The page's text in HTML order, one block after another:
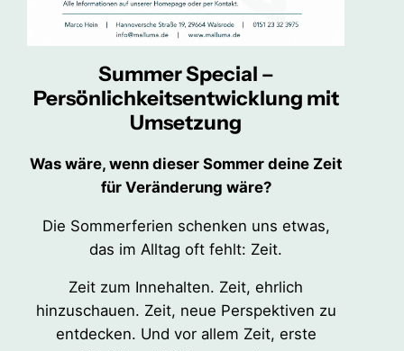
Summer Special –
Persönlichkeitsentwicklung mit
Umsetzung
Was wäre, wenn dieser Sommer deine Zeit
für Veränderung wäre?
Die Sommerferien schenken uns etwas,
das im Alltag oft fehlt: Zeit.
Zeit zum Innehalten. Zeit, ehrlich
hinzuschauen. Zeit, neue Perspektiven zu
entdecken. Und vor allem Zeit, erste